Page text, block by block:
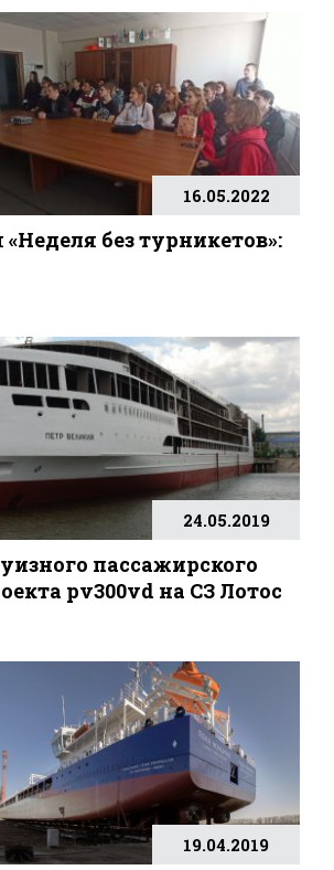
16.05.2022
«Неделя без турникетов»:
24.05.2019
пассажирского
pv300vd на СЗ Лотос
19.04.2019